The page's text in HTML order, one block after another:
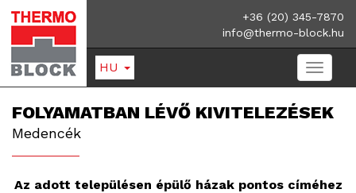
+36 (20) 345-7870
info@thermo-block.hu
HU
FOLYAMATBAN LÉVŐ KIVITELEZÉSEK
Medencék
Az adott településen épülő házak pontos címéhez